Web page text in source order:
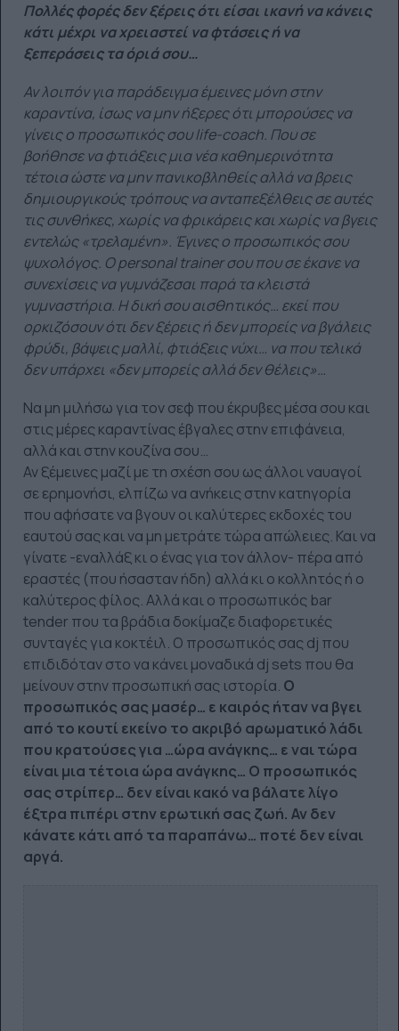
Πολλές φορές δεν ξέρεις ότι είσαι ικανή να κάνεις
κάτι μέχρι να χρειαστεί να φτάσεις ή να
ξεπεράσεις τα όριά σου…
Αν λοιπόν για παράδειγμα έμεινες μόνη στην
καραντίνα, ίσως να μην ήξερες ότι μπορούσες να
γίνεις ο προσωπικός σου life-coach. Που σε
βοήθησε να φτιάξεις μια νέα καθημερινότητα
τέτοια ώστε να μην πανικοβληθείς αλλά να βρεις
δημιουργικούς τρόπους να ανταπεξέλθεις σε αυτές
τις συνθήκες, χωρίς να φρικάρεις και χωρίς να βγεις
εντελώς «τρελαμένη». Έγινες ο προσωπικός σου
ψυχολόγος. Ο personal trainer σου που σε έκανε να
συνεχίσεις να γυμνάζεσαι παρά τα κλειστά
γυμναστήρια. Η δική σου αισθητικός… εκεί που
ορκιζόσουν ότι δεν ξέρεις ή δεν μπορείς να βγάλεις
φρύδι, βάψεις μαλλί, φτιάξεις νύχι… να που τελικά
δεν υπάρχει «δεν μπορείς αλλά δεν θέλεις»…
Να μη μιλήσω για τον σεφ που έκρυβες μέσα σου και
στις μέρες καραντίνας έβγαλες στην επιφάνεια,
αλλά και στην κουζίνα σου…
Αν ξέμεινες μαζί με τη σχέση σου ως άλλοι ναυαγοί
σε ερημονήσι, ελπίζω να ανήκεις στην κατηγορία
που αφήσατε να βγουν οι καλύτερες εκδοχές του
εαυτού σας και να μη μετράτε τώρα απώλειες. Και να
γίνατε -εναλλάξ κι ο ένας για τον άλλον- πέρα από
εραστές (που ήσασταν ήδη) αλλά κι ο κολλητός ή ο
καλύτερος φίλος. Αλλά και ο προσωπικός bar
tender που τα βράδια δοκίμαζε διαφορετικές
συνταγές για κοκτέιλ. Ο προσωπικός σας dj που
επιδιδόταν στο να κάνει μοναδικά dj sets που θα
μείνουν στην προσωπική σας ιστορία. Ο
προσωπικός σας μασέρ… ε καιρός ήταν να βγει
από το κουτί εκείνο το ακριβό αρωματικό λάδι
που κρατούσες για …ώρα ανάγκης… ε ναι τώρα
είναι μια τέτοια ώρα ανάγκης… Ο προσωπικός
σας στρίπερ… δεν είναι κακό να βάλατε λίγο
έξτρα πιπέρι στην ερωτική σας ζωή. Αν δεν
κάνατε κάτι από τα παραπάνω… ποτέ δεν είναι
αργά.